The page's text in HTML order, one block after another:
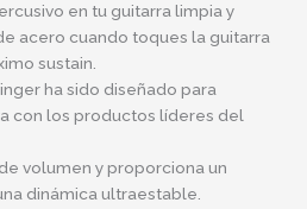
en tu guitarra limpia y
acero cuando toques la guitarra
sustain.
ha sido diseñado para
con los productos líderes del
volumen y proporciona un
dinámica ultraestable.